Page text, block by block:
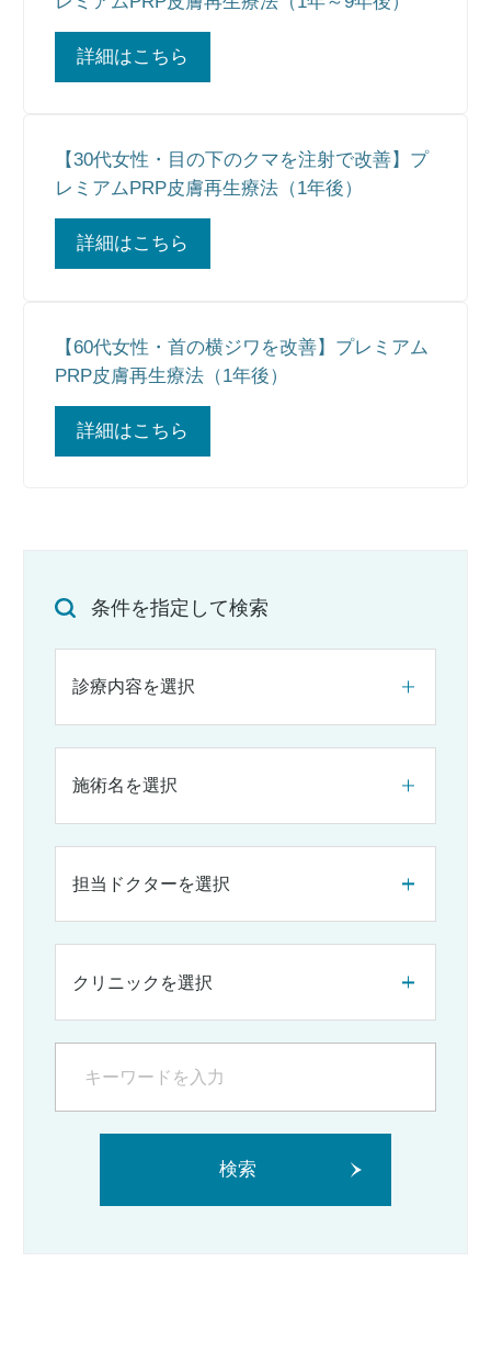
詳細はこちら
【30代女性・目の下のクマを注射で改善】プ
レミアムPRP皮膚再生療法（1年後）
詳細はこちら
【60代女性・首の横ジワを改善】プレミアム
PRP皮膚再生療法（1年後）
詳細はこちら
条件を指定して検索
診療内容を選択
施術名を選択
担当ドクターを選択
クリニックを選択
検索